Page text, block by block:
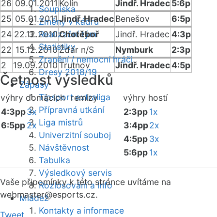
Soupiska
Změny v kádru
Realizační tým
Statistiky
Zranění / nemocní hráči
Dresy 2018/19
Zápasy
Tipsport extraliga
Přípravná utkání
Liga mistrů
Univerzitní souboj
Návštěvnost
Tabulka
Výsledkový servis
Rozlosování a info
Mládež
Kontakty a informace
26 09.01.2011 Kolín Jindř. Hradec5:6p
25 05.01.2011Jindř. HradecBenešov
6:5p
24 22.12.2010Chotěboř Jindř. Hradec 4:3p
22 15.12.2010Žďár n/S Nymburk
2:3p
2
19.09.2010Trutnov Jindř. Hradec4:5p
Četnost výsledků
výhry domácíchremízy výhry hostí
4:3pp3x
6:5pp2x
2:3pp1x
3:4pp2x
4:5pp3x
5:6pp1x
Vaše připomínky k této stránce uvítáme na
webmaster@esports.cz.
Tweet